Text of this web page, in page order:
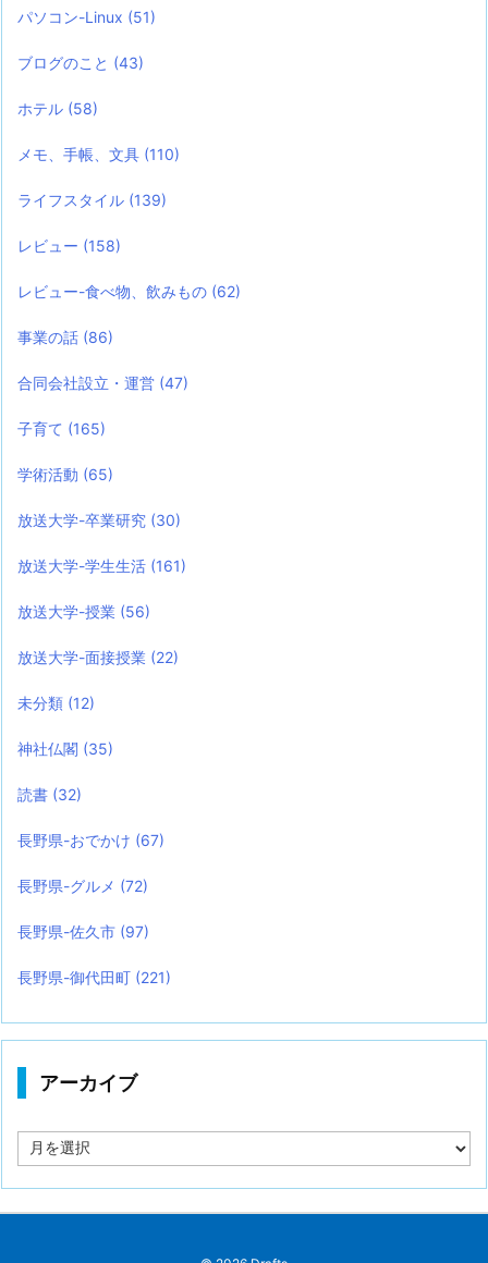
パソコン-Linux (51)
ブログのこと (43)
ホテル (58)
メモ、手帳、文具 (110)
ライフスタイル (139)
レビュー (158)
レビュー-食べ物、飲みもの (62)
事業の話 (86)
合同会社設立・運営 (47)
子育て (165)
学術活動 (65)
放送大学-卒業研究 (30)
放送大学-学生生活 (161)
放送大学-授業 (56)
放送大学-面接授業 (22)
未分類 (12)
神社仏閣 (35)
読書 (32)
長野県-おでかけ (67)
長野県-グルメ (72)
長野県-佐久市 (97)
長野県-御代田町 (221)
アーカイブ
ー